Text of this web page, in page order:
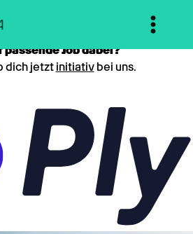
passende Job dabei?
dich jetzt initiativbei uns.